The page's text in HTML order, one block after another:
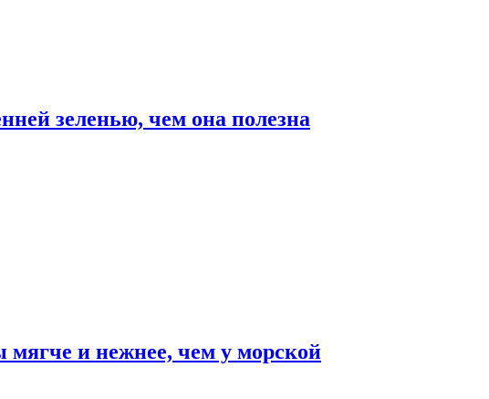
зеленью, чем она полезна
и нежнее, чем у морской